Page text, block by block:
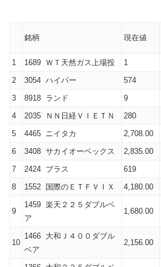
銘柄 現在値
1 1689 ＷＴ天然ガス上場投 1
2
3054 ハイパー 574
3
8918 ランド 9
4
2035 ＮＮ日経ＶＩＥＴＮ 280
5
4465 ニイタカ 2,708.00
6
3408 サカイオーベックス 2,835.00
7
2424 ブラス 619
8
1552 国際のＥＴＦＶＩＸ 4,180.00
9
1459 楽天２２５ダブルベ
ア
1,680.00
10
1466 大和Ｊ４００ダブル
ベア
2,156.00